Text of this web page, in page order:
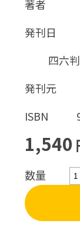
著者
発刊日
四六
発刊元
ISBN
1,540
数量